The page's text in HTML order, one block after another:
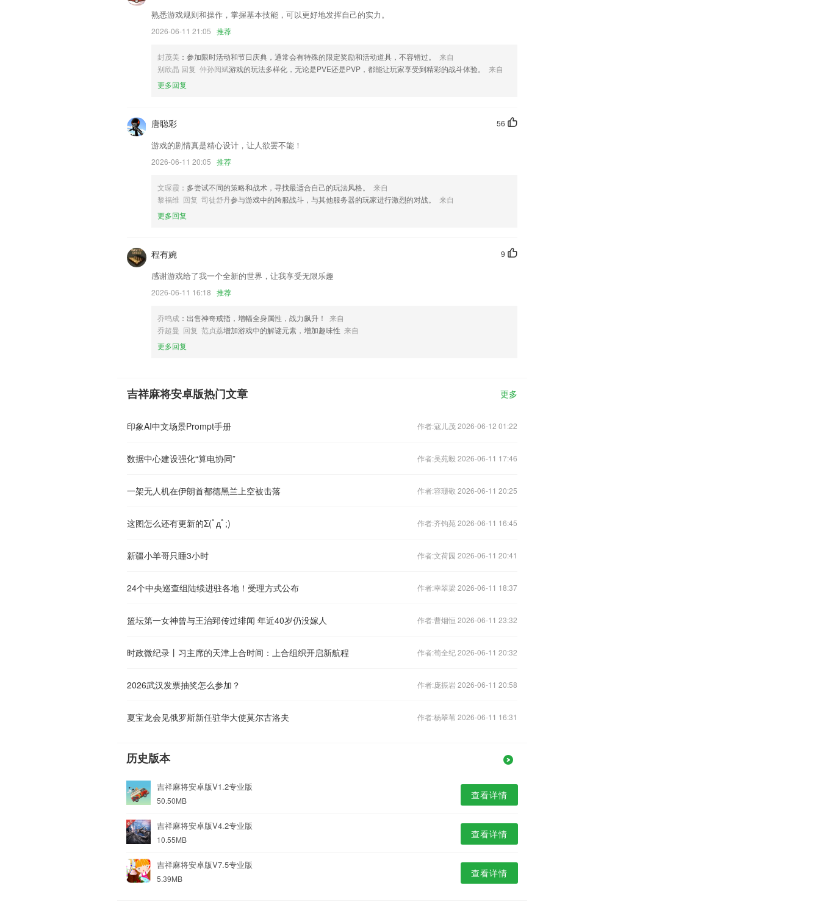
】委托交易新增联系人
全新的账号注册授权登录系统上线，让你再也不用担心手机设备更换不能使用的烦恼了！快去更新体验吧
应用内资源大小优化
修复点赞问题。
新增地图模式
以上就是吉祥麻将安卓版的介绍，如果您喜欢这款软件，您可以到应用商店进行打分评论，说出您的使用经历，
以帮助我们更好的对产品进行优化修改。
熟悉游戏规则和操作，掌握基本技能，可以更好地发挥自己的实力。
2026-06-11 21:05 推荐
封茂美 ：参加限时活动和节日庆典，通常会有特殊的限定奖励和活动道具，不容错过。
来自
别欣晶 回复 仲孙阅斌游戏的玩法多样化，无论是PVE还是PVP，都能让玩家享受到精彩的战斗体验。
来自
更多回复
56
唐聪彩
游戏的剧情真是精心设计，让人欲罢不能！
2026-06-11 20:05 推荐
文琛霞 ：多尝试不同的策略和战术，寻找最适合自己的玩法风格。
来自
黎福维 回复 司徒舒丹参与游戏中的跨服战斗，与其他服务器的玩家进行激烈的对战。
来自
更多回复
9
程有婉
感谢游戏给了我一个全新的世界，让我享受无限乐趣
2026-06-11 16:18 推荐
乔鸣成 ：出售神奇戒指，增幅全身属性，战力飙升！
来自
乔超曼 回复 范贞荔增加游戏中的解谜元素，增加趣味性 来自
更多回复
吉祥麻将安卓版热门文章 更多
印象AI中文场景Prompt手册 作者:寇儿茂 2026-06-12 01:22
数据中心建设强化“算电协同” 作者:吴苑毅 2026-06-11 17:46
一架无人机在伊朗首都德黑兰上空被击落 作者:容珊敬 2026-06-11 20:25
这图怎么还有更新的Σ(ﾟдﾟ;) 作者:齐钧苑 2026-06-11 16:45
新疆小羊哥只睡3小时 作者:文荷园 2026-06-11 20:41
24个中央巡查组陆续进驻各地！受理方式公布 作者:幸翠梁 2026-06-11 18:37
篮坛第一女神曾与王治郅传过绯闻 年近40岁仍没嫁人 作者:曹烟恒 2026-06-11 23:32
时政微纪录丨习主席的天津上合时间：上合组织开启新航程 作者:荀全纪 2026-06-11 20:32
2026武汉发票抽奖怎么参加？ 作者:庞振岩 2026-06-11 20:58
夏宝龙会见俄罗斯新任驻华大使莫尔古洛夫 作者:杨翠苇 2026-06-11 16:31
历史版本
吉祥麻将安卓版V1.2专业版
50.50MB 查看详情
吉祥麻将安卓版V4.2专业版
10.55MB 查看详情
吉祥麻将安卓版V7.5专业版
5.39MB 查看详情